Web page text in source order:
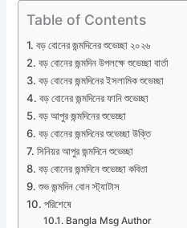
Table of Contents
বড় বোনের জন্মদিনের শুভেচ্ছা ২০২৬
বড় বোনের জন্মদিন উপলক্ষে শুভেচ্ছা বার্তা
বড় বোনের জন্মদিনের ইসলামিক শুভেচ্ছা
বড় বোনের জন্মদিনের ফানি শুভেচ্ছা
বড় আপুর জন্মদিনের শুভেচ্ছা
বড় বোনের জন্মদিনের শুভেচ্ছা উক্তি
সিনিয়র আপুর জন্মদিনে শুভেচ্ছা
বড় বোনের জন্মদিনে শুভেচ্ছা কবিতা
শুভ জন্মদিন বোন স্ট্যাটাস
পরিশেষে
Bangla Msg Author